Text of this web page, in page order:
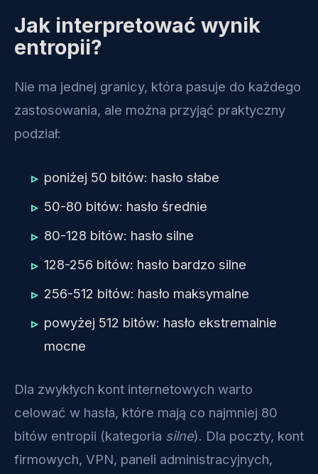
Jak interpretować wynik
entropii?
Nie ma jednej granicy, która pasuje do każdego
zastosowania, ale można przyjąć praktyczny
podział:
poniżej 50 bitów: hasło słabe
50-80 bitów: hasło średnie
80-128 bitów: hasło silne
128-256 bitów: hasło bardzo silne
256-512 bitów: hasło maksymalne
powyżej 512 bitów: hasło ekstremalnie
mocne
Dla zwykłych kont internetowych warto
celować w hasła, które mają co najmniej 80
bitów entropii (kategoria silne). Dla poczty, kont
firmowych, VPN, paneli administracyjnych,